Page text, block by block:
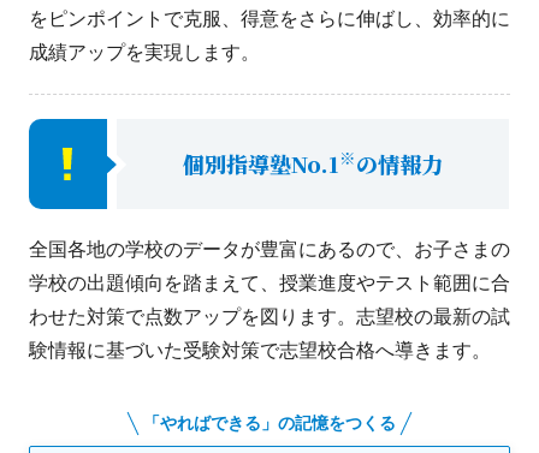
をピンポイントで克服、得意をさらに伸ばし、効率的に
成績アップを実現します。
個別指導塾No.1 ※の情報力
全国各地の学校のデータが豊富にあるので、お子さまの
学校の出題傾向を踏まえて、授業進度やテスト範囲に合
わせた対策で点数アップを図ります。志望校の最新の試
験情報に基づいた受験対策で志望校合格へ導きます。
「やればできる」の記憶をつくる